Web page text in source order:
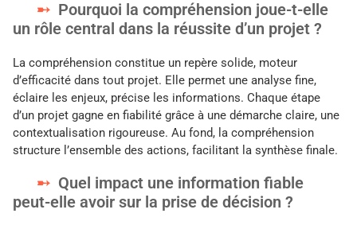
Pourquoi la compréhension joue-t-elle
un rôle central dans la réussite d’un projet ?
La compréhension constitue un repère solide, moteur
d’efficacité dans tout projet. Elle permet une analyse fine,
éclaire les enjeux, précise les informations. Chaque étape
d’un projet gagne en fiabilité grâce à une démarche claire, une
contextualisation rigoureuse. Au fond, la compréhension
structure l’ensemble des actions, facilitant la synthèse finale.
Quel impact une information fiable
peut-elle avoir sur la prise de décision ?